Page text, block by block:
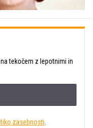
tekočem z lepotnimi in
zasebnosti